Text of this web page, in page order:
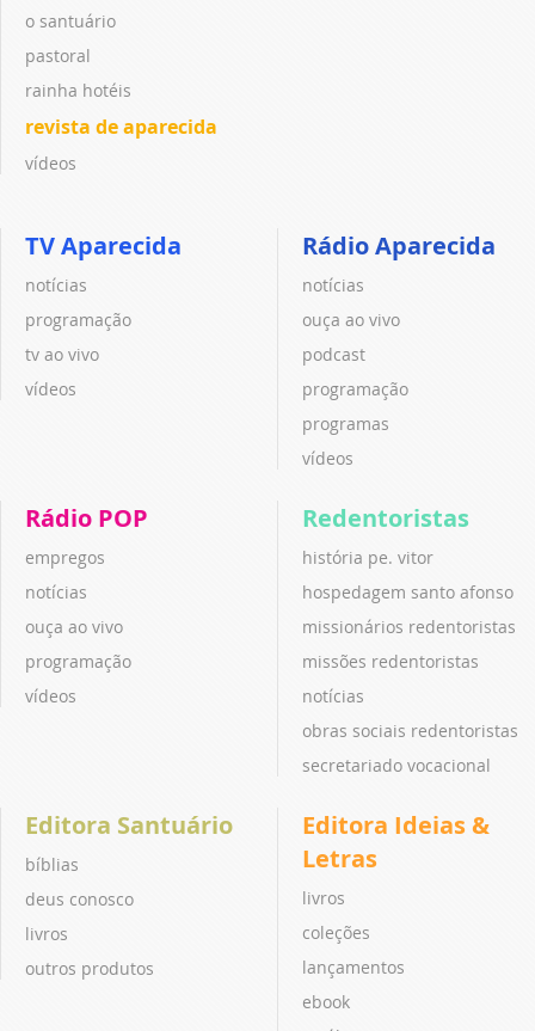
o santuário
pastoral
rainha hotéis
revista de aparecida
vídeos
TV Aparecida
notícias
programação
tv ao vivo
vídeos
Rádio Aparecida
notícias
ouça ao vivo
podcast
programação
programas
vídeos
Rádio POP
empregos
notícias
ouça ao vivo
programação
vídeos
Redentoristas
história pe. vitor
hospedagem santo afonso
missionários redentoristas
missões redentoristas
notícias
obras sociais redentoristas
secretariado vocacional
Editora Santuário
bíblias
deus conosco
livros
outros produtos
Editora Ideias &
Letras
livros
coleções
lançamentos
ebook